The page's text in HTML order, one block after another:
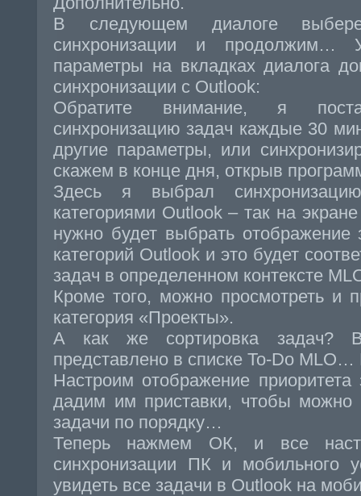
В следующем диалоге
синхронизации и продолжим…
параметры на вкладках диалога
синхронизации с Outlook:
Обратите внимание, я
синхронизацию задач каждые 30
другие параметры, или
скажем в конце дня, открыв
Здесь я выбрал
категориями Outlook – так на
нужно будет выбрать отображение
категорий Outlook и это будет
задач в определенном контексте
Кроме того, можно просмотреть и
категория «Проекты».
А как же сортировка задач?
представлено в списке To-Do
Настроим отображение
дадим им приставки, чтобы можно
задачи по порядку…
Теперь нажмем ОК, и все
синхронизации ПК и мобильного
увидеть все задачи в Outlook на